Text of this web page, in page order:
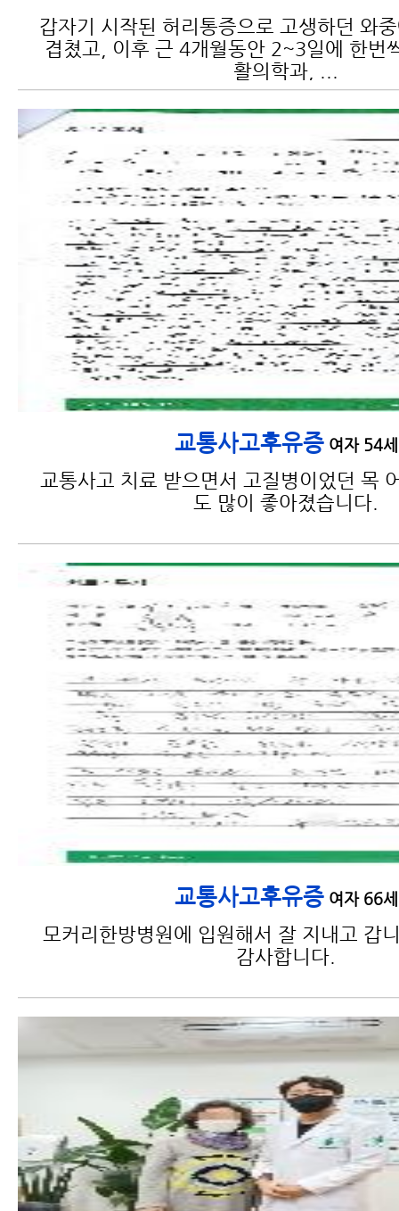
갑자기 시작된 허리통증으로 고생하던 와
겹쳤고, 이후 근 4개월동안 2~3일에 한번
활의학과, ...
교통사고후유증여자 54세
교통사고 치료 받으면서 고질병이었던 목
도 많이 좋아졌습니다.
교통사고후유증여자 66세
모커리한방병원에 입원해서 잘 지내고 갑
감사합니다.